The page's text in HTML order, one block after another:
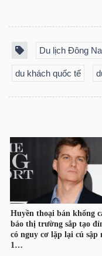
Du lịch Đông
du khách quốc tế
Báo
phân
Thuật
ngữ
(-)
Dịch
vụ